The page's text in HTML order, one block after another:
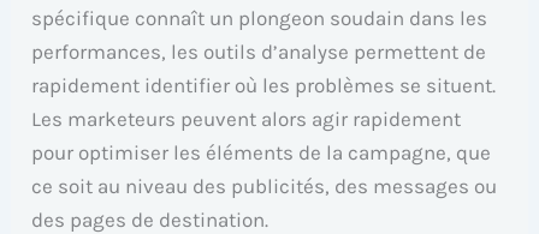
spécifique connaît un plongeon soudain dans les
performances, les outils d’analyse permettent de
rapidement identifier où les problèmes se situent.
Les marketeurs peuvent alors agir rapidement
pour optimiser les éléments de la campagne, que
ce soit au niveau des publicités, des messages ou
des pages de destination.